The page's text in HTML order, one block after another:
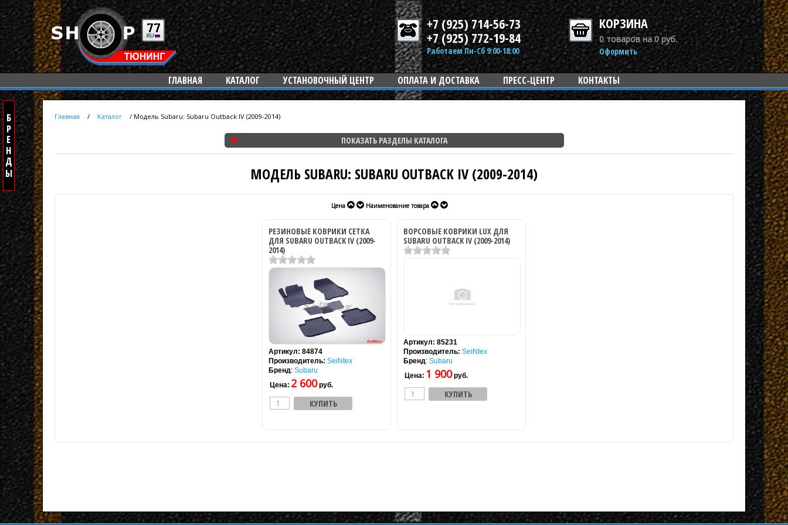
+7 (925) 714-56-73
+7 (925) 772-19-84
Работаем Пн-Сб 9:00-18:00
КОРЗИНА
0 товаров на 0 руб.
Оформить
ГЛАВНАЯ КАТАЛОГ УСТАНОВОЧНЫЙ ЦЕНТР ОПЛАТА И ДОСТАВКА ПРЕСС-ЦЕНТР КОНТАКТЫ
Главная / Каталог / Модель Subaru: Subaru Outback IV (2009-2014)
ПОКАЗАТЬ РАЗДЕЛЫ КАТАЛОГА
МОДЕЛЬ SUBARU: SUBARU OUTBACK IV (2009-2014)
Цена Наименование товара
РЕЗИНОВЫЕ КОВРИКИ СЕТКА
ДЛЯ SUBARU OUTBACK IV (2009-
2014)
Артикул: 84874
Производитель: SeiNtex
Бренд: Subaru
Цена: 2 600руб.
ВОРСОВЫЕ КОВРИКИ LUX ДЛЯ
SUBARU OUTBACK IV (2009-2014)
Артикул: 85231
Производитель: SeiNtex
Бренд: Subaru
Цена: 1 900руб.